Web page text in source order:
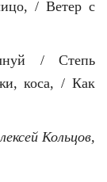
/ Ветер с
/ Степь
коса, / Как
Кольцов,